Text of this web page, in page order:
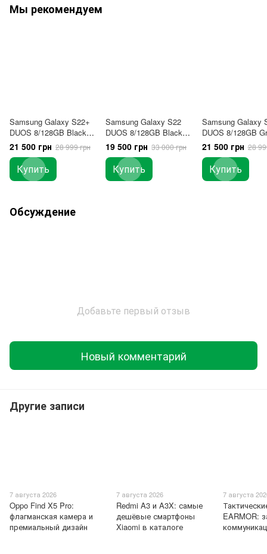
Мы рекомендуем
Samsung Galaxy S22+
DUOS 8/128GB Black
(SM-S906B/DS)
(Original)
21 500 грн 28 999 грн
Купить
Samsung Galaxy S22
DUOS 8/128GB Black
(SM-S901BZKD)
19 500 грн 33 000 грн
Купить
Samsung Galaxy
DUOS 8/128GB
(SM-S906B/DS)
(Original)
21 500 грн 28
Купить
Обсуждение
Добавьте первый отзыв
Новый комментарий
Другие записи
7 августа 2026
Oppo Find X5 Pro:
флагманская камера и
премиальный дизайн
7 августа 2026
Redmi A3 и A3X: самые
дешёвые смартфоны
Xiaomi в каталоге
7 августа
EARMOR: